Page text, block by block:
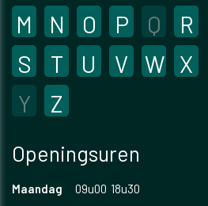
M
N O P Q
R
S
T U V W X
Y
Z
Openingsuren
Maandag 09u00 18u30